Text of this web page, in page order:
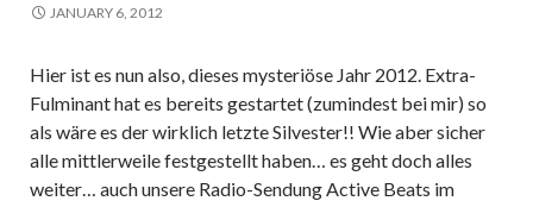
JANUARY 6, 2012
Hier ist es nun also, dieses mysteriöse Jahr 2012. Extra-
Fulminant hat es bereits gestartet (zumindest bei mir) so
als wäre es der wirklich letzte Silvester!! Wie aber sicher
alle mittlerweile festgestellt haben… es geht doch alles
weiter… auch unsere Radio-Sendung Active Beats im